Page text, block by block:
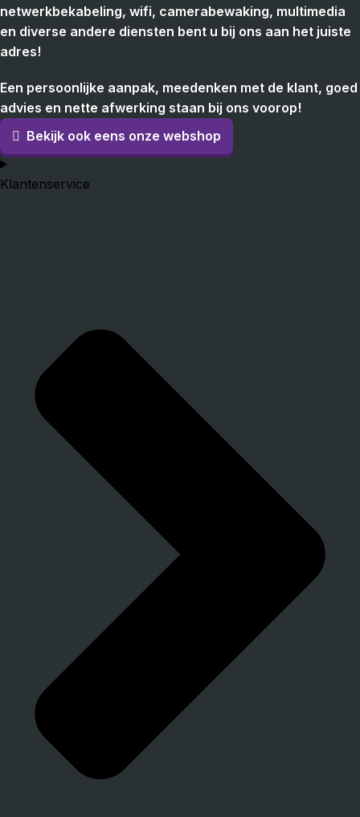
netwerkbekabeling, wifi, camerabewaking, multimedia
en diverse andere diensten bent u bij ons aan het juiste
adres!
Een persoonlijke aanpak, meedenken met de klant, goed
advies en nette afwerking staan bij ons voorop!
Bekijk ook eens onze webshop
Klantenservice